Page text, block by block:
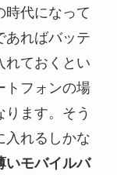
時代になって
あればバッテ
れておくとい
トフォンの場
ります。そう
入れるしかな
いモバイルバ